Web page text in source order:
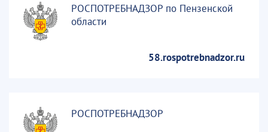
РОСПОТРЕБНАДЗОР по Пензенской
области
58.rospotrebnadzor.ru
РОСПОТРЕБНАДЗОР